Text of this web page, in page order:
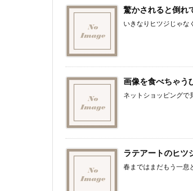
驚かされると倒れ
いきなりヒツジじゃな
画像を食べちゃう
ネットショッピングで
ラテアートのヒツ
春まではまだもう一息